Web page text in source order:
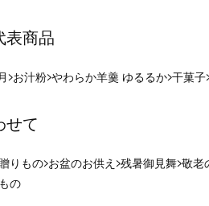
表商品
お汁粉 やわらか羊羹 ゆるるか 干菓子
せて
りもの お盆のお供え 残暑御見舞 敬老
の